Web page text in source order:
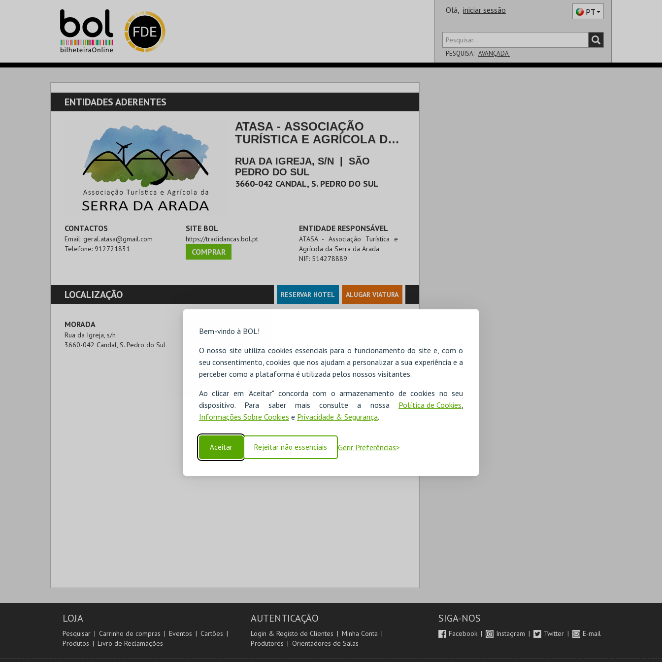
Bem-vindo à BOL!
O nosso site utiliza cookies essenciais para o funcionamento do site e, com o
seu consentimento, cookies que nos ajudam a personalizar a sua experiência e a
perceber como a plataforma é utilizada pelos nossos visitantes.
Ao clicar em "Aceitar" concorda com o armazenamento de cookies no seu
dispositivo. Para saber mais consulte a nossa Política de Cookies,
Informações Sobre Cookies e Privacidade & Segurança.
Aceitar Rejeitar não essenciais Gerir Preferências
Olá, iniciar sessão PT
PESQUISA: AVANÇADA
ENTIDADES ADERENTES
ATASA - ASSOCIAÇÃO
TURÍSTICA E AGRÍCOLA DA
RUA DA IGREJA, S/N
SÃO
PEDRO DO SUL
3660-042 CANDAL, S. PEDRO DO SUL
CONTACTOS
Email: geral.atasa@gmail.com
Telefone: 912721831
SITE BOL
https://tradidancas.bol.pt
COMPRAR
ENTIDADE RESPONSÁVEL
ATASA - Associação Turística e
Agrícola da Serra da Arada
NIF: 514278889
LOCALIZAÇÃO RESERVAR HOTEL ALUGAR VIATURA
MORADA
Rua da Igreja, s/n
3660-042 Candal, S. Pedro do Sul
LOJA
Pesquisar Carrinho de compras Eventos
Cartões
Produtos
Livro de Reclamações
AUTENTICAÇÃO
Login & Registo de Clientes
Minha Conta
Produtores
Orientadores de Salas
SIGA-NOS
Facebook Instagram Twitter E-mail